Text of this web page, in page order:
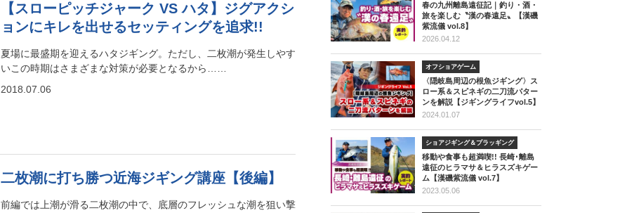
【スローピッチジャーク VS ハタ】ジグアクシ
ョンにキレを出せるセッティングを追求!!
夏場に最盛期を迎えるハタジギング。ただし、二枚潮が発生しやす
いこの時期はさまざまな対策が必要となるから……
2018.07.06
二枚潮に打ち勝つ近海ジギング講座【後編】
前編では上潮が滑る二枚潮の中で、底層のフレッシュな潮を狙い撃
春の九州離島遠征記｜釣り・酒・
旅を楽しむ〝漢の春遠足〟【漢磯
紫流儀 vol.8】
2026.04.12
オフショアゲーム
〈隠岐島周辺の根魚ジギング〉ス
ロー系＆スピネギの二刀流パター
ンを解説【ジギングライフvol.5】
2024.01.07
ショアジギング＆プラッギング
移動や食事も超満喫!! 長崎･離島
遠征のヒラマサ＆ヒラスズキゲー
ム【漢磯紫流儀 vol.7】
2023.05.06